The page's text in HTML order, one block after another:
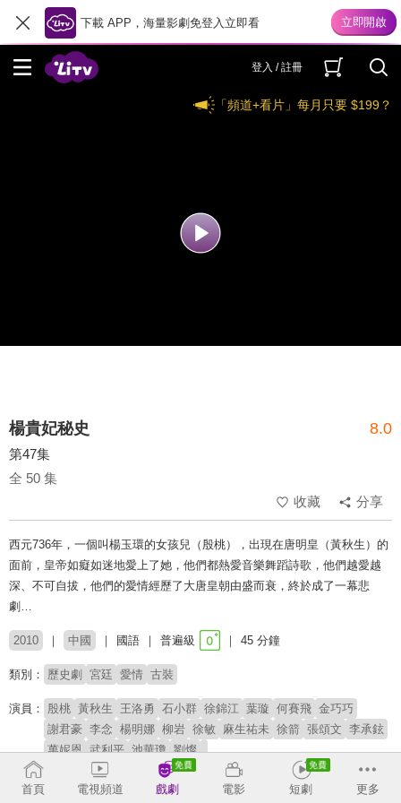
下載 APP，海量影劇免登入立即看
登入 / 註冊
「頻道+看片」每月只要 $199？
楊貴妃秘史 8.0
第47集
全 50 集
收藏
分享
西元736年，一個叫楊玉環的女孩兒（殷桃），出現在唐明皇（黃秋生）的
面前，皇帝如癡如迷地愛上了她，他們都熱愛音樂舞蹈詩歌，他們越愛越
深、不可自拔，他們的愛情經歷了大唐皇朝由盛而衰，終於成了一幕悲
劇…
2010 中國 國語 普遍級 45 分鐘
類別： 歷史劇 宮廷 愛情 古裝
演員： 殷桃 黃秋生 王洛勇 石小群 徐錦江 葉璇 何賽飛 金巧巧
謝君豪 李念 楊明娜 柳岩 徐敏 麻生祐未 徐箭 張頌文 李承鉉
萬妮恩 武利平 池華瓊 劉燦
導演： 尤小剛
首頁 電視頻道 戲劇 電影 短劇 更多